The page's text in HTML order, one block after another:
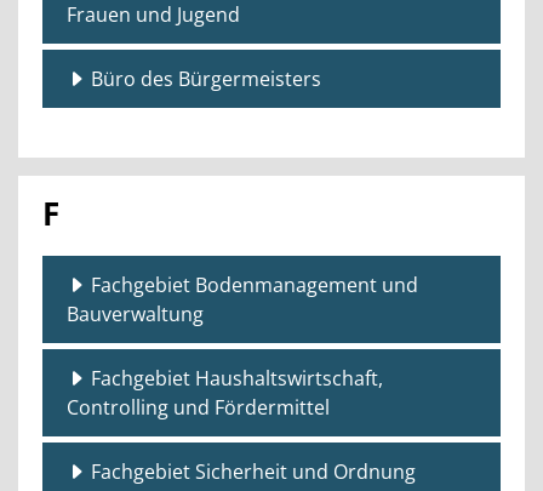
Frauen und Jugend
Büro des Bürgermeisters
F
Fachgebiet Bodenmanagement und
Bauverwaltung
Fachgebiet Haushaltswirtschaft,
Controlling und Fördermittel
Fachgebiet Sicherheit und Ordnung